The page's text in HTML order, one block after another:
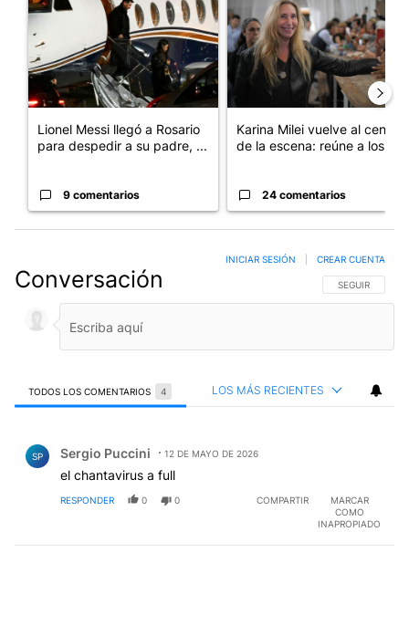
Lionel Messi llegó a Rosario
para despedir a su padre, ...
9 comentarios
Karina Milei vuelve al centro
de la escena: reúne a los...
24 comentarios
Conversación SIGA ESTA
SEGUIR
INICIAR SESIÓN CREAR CUENTA
TODOS LOS COMENTARIOS 4 LOS MÁS RECIENTES
SP Sergio Puccini 12 DE MAYO DE 2026
el chantavirus a full
RESPONDER 0 0 COMPARTIR
MARCAR
COMO
INAPROPIADO